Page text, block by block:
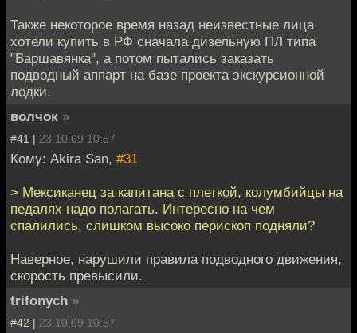
Также некоторое время назад неизвестные лица
хотели купить в РФ сначала дизельную ПЛ типа
"Варшавянка", а потом пытались заказать
подводный аппарт на базе проекта экскурсионной
лодки.
волчок »
#41 | 23.10.09 10:57
Кому: Akira San, #31
> Мексиканец за капитана с плеткой, колумбийцы на
педалях надо полагать. Интересно на чем
спалились, слишком высоко перископ подняли?
Наверное, нарушили правила подводного движения,
скорость превысили.
trifonych »
#42 | 23.10.09 10:57